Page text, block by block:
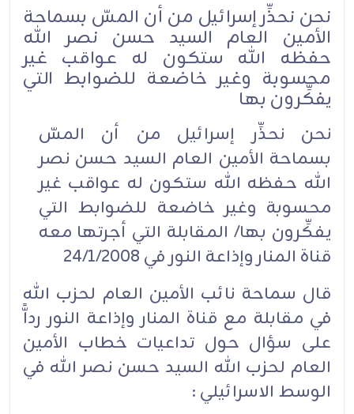
نحن نحذِّر إسرائيل من أن المسّ بسماحة
الأمين العام السيد حسن نصر الله
حفظه الله ستكون له عواقب غير
محسوبة وغير خاضعة للضوابط التي
يفكِّرون بها
نحن نحذِّر إسرائيل من أن المسّ
بسماحة الأمين العام السيد حسن نصر
الله حفظه الله ستكون له عواقب غير
محسوبة وغير خاضعة للضوابط التي
يفكِّرون بها/ المقابلة التي أجرتها معه
قناة المنار وإذاعة النور في 24/1/2008
قال سماحة نائب الأمين العام لحزب الله
في مقابلة مع قناة المنار وإذاعة النور رداًّ
على سؤال حول تداعيات خطاب الأمين
العام لحزب الله السيد حسن نصر الله في
الوسط الاسرائيلي :